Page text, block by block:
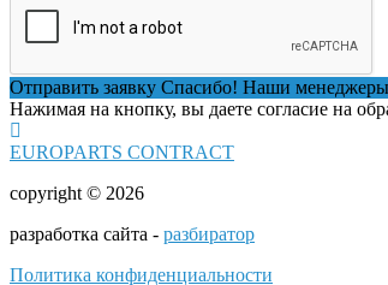
Отправить заявку Спасибо! Наши
Нажимая на кнопку, вы даете согласие на
EUROPARTS CONTRACT
copyright © 2026
разработка сайта - разбиратор
Политика конфиденциальности